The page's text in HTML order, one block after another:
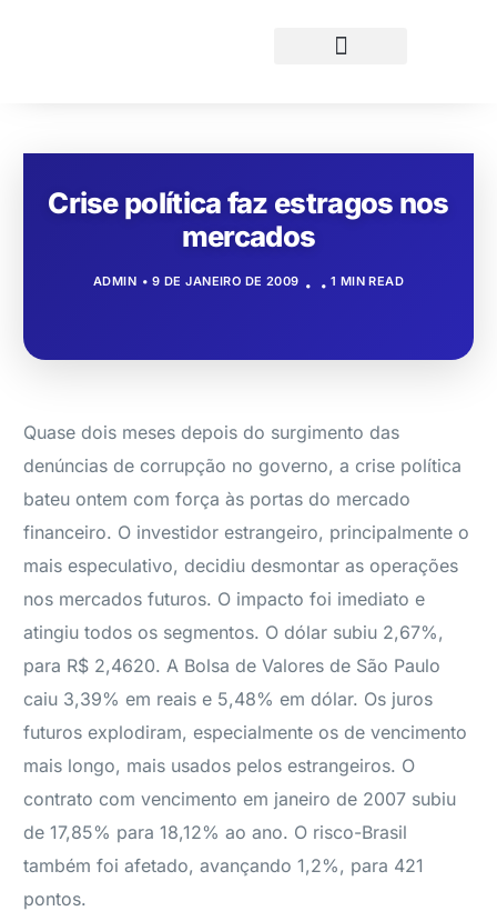
Crise política faz estragos nos
mercados
ADMIN 9 DE JANEIRO DE 2009 1 MIN READ
Quase dois meses depois do surgimento das
denúncias de corrupção no governo, a crise política
bateu ontem com força às portas do mercado
financeiro. O investidor estrangeiro, principalmente o
mais especulativo, decidiu desmontar as operações
nos mercados futuros. O impacto foi imediato e
atingiu todos os segmentos. O dólar subiu 2,67%,
para R$ 2,4620. A Bolsa de Valores de São Paulo
caiu 3,39% em reais e 5,48% em dólar. Os juros
futuros explodiram, especialmente os de vencimento
mais longo, mais usados pelos estrangeiros. O
contrato com vencimento em janeiro de 2007 subiu
de 17,85% para 18,12% ao ano. O risco-Brasil
também foi afetado, avançando 1,2%, para 421
pontos.